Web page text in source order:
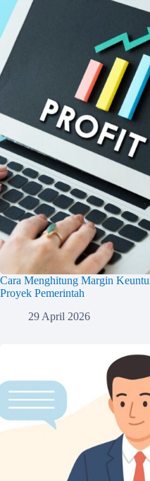
Cara Menghitung Margin
Proyek Pemerintah
29 April 2026